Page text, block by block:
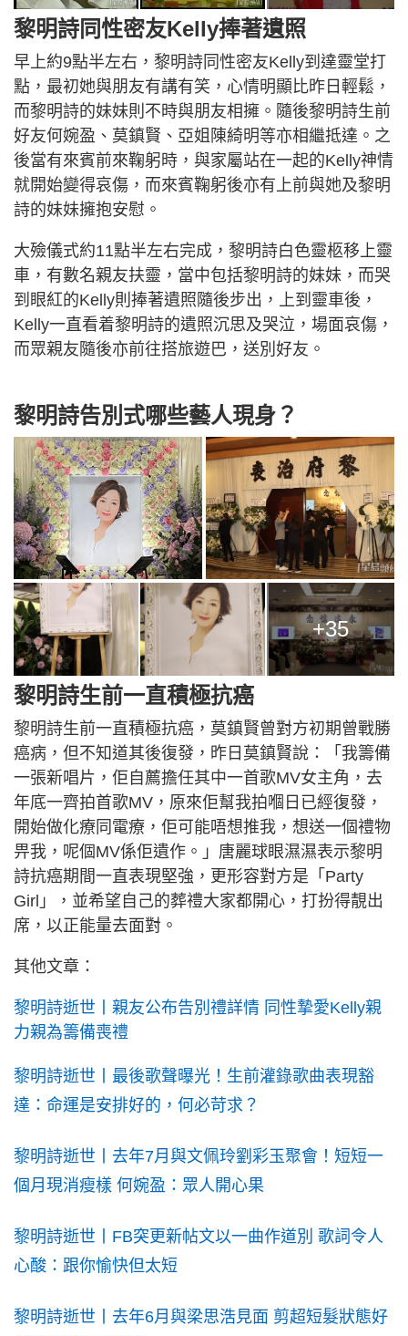
黎明詩同性密友Kelly捧著遺照
早上約9點半左右，黎明詩同性密友Kelly到達靈堂打
點，最初她與朋友有講有笑，心情明顯比昨日輕鬆，
而黎明詩的妹妹則不時與朋友相擁。隨後黎明詩生前
好友何婉盈、莫鎮賢、亞姐陳綺明等亦相繼抵達。之
後當有來賓前來鞠躬時，與家屬站在一起的Kelly神情
就開始變得哀傷，而來賓鞠躬後亦有上前與她及黎明
詩的妹妹擁抱安慰。
大殮儀式約11點半左右完成，黎明詩白色靈柩移上靈
車，有數名親友扶靈，當中包括黎明詩的妹妹，而哭
到眼紅的Kelly則捧著遺照隨後步出，上到靈車後，
Kelly一直看着黎明詩的遺照沉思及哭泣，場面哀傷，
而眾親友隨後亦前往搭旅遊巴，送別好友。
黎明詩告別式哪些藝人現身？
+35
黎明詩生前一直積極抗癌
黎明詩生前一直積極抗癌，莫鎮賢曾對方初期曾戰勝
癌病，但不知道其後復發，昨日莫鎮賢說：「我籌備
一張新唱片，佢自薦擔任其中一首歌MV女主角，去
年底一齊拍首歌MV，原來佢幫我拍嗰日已經復發，
開始做化療同電療，佢可能唔想推我，想送一個禮物
畀我，呢個MV係佢遺作。」唐麗球眼濕濕表示黎明
詩抗癌期間一直表現堅強，更形容對方是「Party
Girl」，並希望自己的葬禮大家都開心，打扮得靚出
席，以正能量去面對。
其他文章：
黎明詩逝世丨親友公布告別禮詳情 同性摯愛Kelly親
力親為籌備喪禮
黎明詩逝世丨最後歌聲曝光！生前灌錄歌曲表現豁
達：命運是安排好的，何必苛求？
黎明詩逝世丨去年7月與文佩玲劉彩玉聚會！短短一
個月現消瘦樣 何婉盈：眾人開心果
黎明詩逝世丨FB突更新帖文以一曲作道別 歌詞令人
心酸：跟你愉快但太短
黎明詩逝世丨去年6月與梁思浩見面 剪超短髮狀態好